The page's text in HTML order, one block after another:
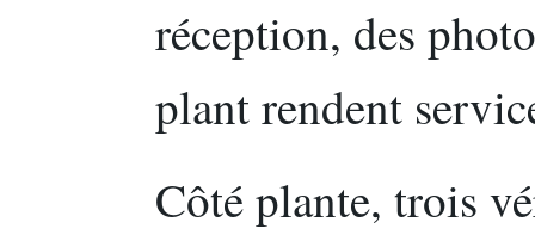
réception, des
plant rendent
Côté plante, trois